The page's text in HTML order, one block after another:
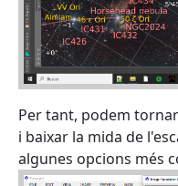
Per tant, podem
i baixar la mida de
algunes opcions més